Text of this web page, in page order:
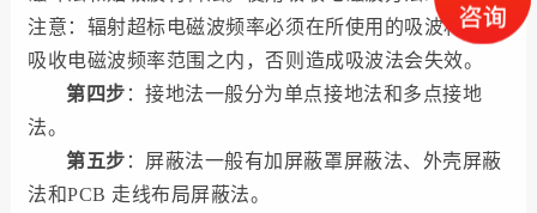
注意：辐射超标电磁波频率必须在所使用的吸波材料所
吸收电磁波频率范围之内，否则造成吸波法会失效。
第四步 ：接地法一般分为单点接地法和多点接地
法。
第五步 ：屏蔽法一般有加屏蔽罩屏蔽法、外壳屏蔽
法和PCB 走线布局屏蔽法。